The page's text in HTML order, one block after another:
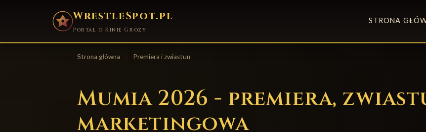
WrestleSpot.pl
Portal o Kinie Grozy
STRONA
Strona główna › Premiera i zwiastun
Mumia 2026 - premiera,
marketingowa